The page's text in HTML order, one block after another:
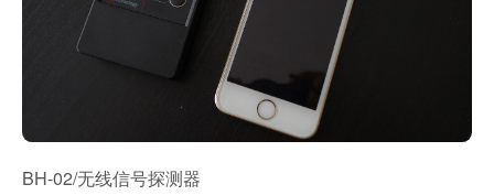
BH-02/无线信号探测器